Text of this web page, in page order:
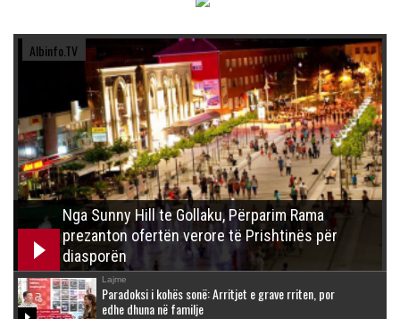
Albinfo.TV
Nga Sunny Hill te Gollaku, Përparim Rama
prezanton ofertën verore të Prishtinës për
diasporën
Lajme
Paradoksi i kohës sonë: Arritjet e grave rriten, por
edhe dhuna në familje